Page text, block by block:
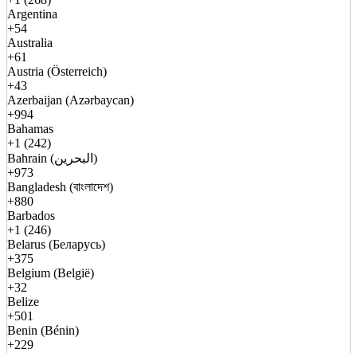
Argentina
+54
Australia
+61
Austria (Österreich)
+43
Azerbaijan (Azərbaycan)
+994
Bahamas
+1 (242)
Bahrain (البحرين)
+973
Bangladesh (বাংলাদেশ)
+880
Barbados
+1 (246)
Belarus (Беларусь)
+375
Belgium (België)
+32
Belize
+501
Benin (Bénin)
+229